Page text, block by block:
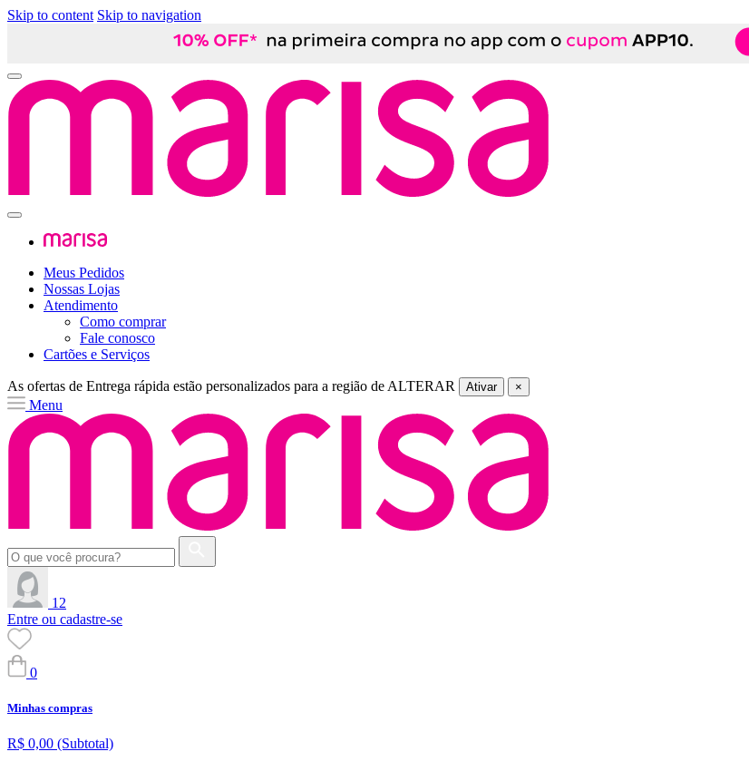
Skip to content Skip to navigation
Meus Pedidos
Nossas Lojas
Atendimento
Como comprar
Fale conosco
Cartões e Serviços
As ofertas de Entrega rápida estão personalizados para a região de ALTERAR Ativar ×
Menu
12
Entre ou cadastre-se
0
Minhas compras
R$ 0,00 (Subtotal)